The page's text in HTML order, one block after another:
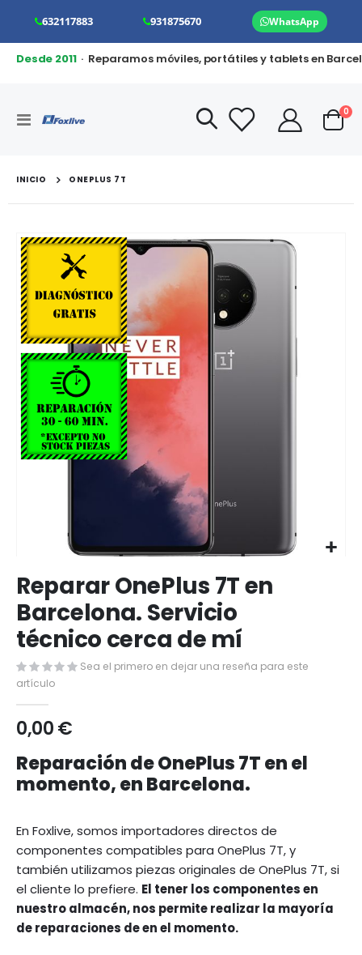
632117883 931875670 WhatsApp
Desde 2011· Reparamos móviles, portátiles y tablets en
Toggle
Cart
0
INICIO ONEPLUS 7T
Saltar
al
final
de
la
galería
de
imágenes
al
comienzo
de
la
galería
de
imágenes
Reparar OnePlus 7T en
Barcelona. Servicio
técnico cerca de mí
Sea el primero en dejar una reseña para este
artículo
0,00 €
Reparación de OnePlus 7T en el
momento, en Barcelona.
En Foxlive, somos importadores directos de
componentes compatibles para OnePlus 7T, y
también utilizamos piezas originales de OnePlus 7T, si
el cliente lo prefiere. El tener los componentes en
nuestro almacén, nos permite realizar la mayoría
de reparaciones de en el momento.